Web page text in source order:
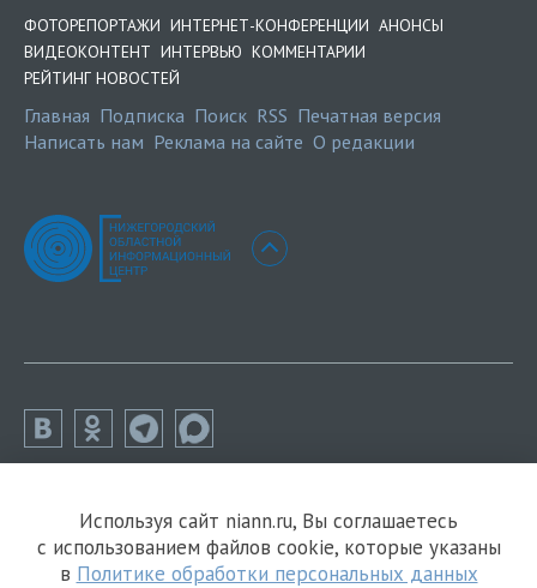
ФОТОРЕПОРТАЖИ ИНТЕРНЕТ-КОНФЕРЕНЦИИ АНОНСЫ
ВИДЕОКОНТЕНТ ИНТЕРВЬЮ КОММЕНТАРИИ
РЕЙТИНГ НОВОСТЕЙ
Главная Подписка Поиск RSS Печатная версия
Написать нам Реклама на сайте О редакции
Используя сайт niann.ru, Вы соглашаетесь
с использованием файлов cookie, которые указаны
в Политике обработки персональных данных